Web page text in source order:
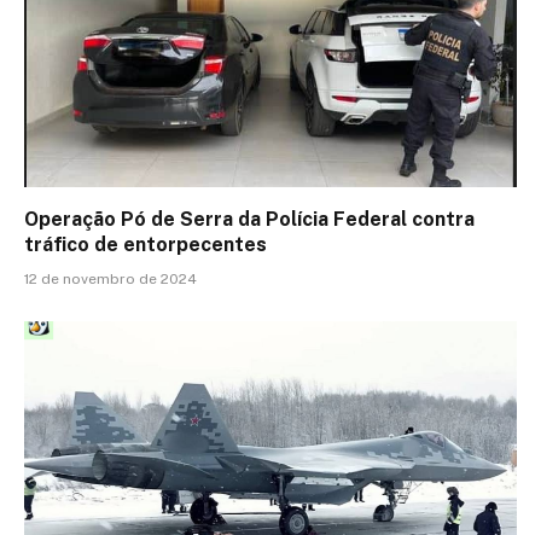
Operação Pó de Serra da Polícia Federal contra
tráfico de entorpecentes
12 de novembro de 2024